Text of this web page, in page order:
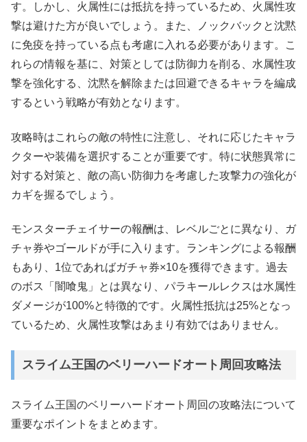
す。しかし、火属性には抵抗を持っているため、火属性攻
撃は避けた方が良いでしょう。また、ノックバックと沈黙
に免疫を持っている点も考慮に入れる必要があります。こ
れらの情報を基に、対策としては防御力を削る、水属性攻
撃を強化する、沈黙を解除または回避できるキャラを編成
するという戦略が有効となります。
攻略時はこれらの敵の特性に注意し、それに応じたキャラ
クターや装備を選択することが重要です。特に状態異常に
対する対策と、敵の高い防御力を考慮した攻撃力の強化が
カギを握るでしょう。
モンスターチェイサーの報酬は、レベルごとに異なり、ガ
チャ券やゴールドが手に入ります。ランキングによる報酬
もあり、1位であればガチャ券×10を獲得できます。過去
のボス「闇喰鬼」とは異なり、パラキールレクスは水属性
ダメージが100%と特徴的です。火属性抵抗は25%となっ
ているため、火属性攻撃はあまり有効ではありません。
スライム王国のベリーハードオート周回攻略法
スライム王国のベリーハードオート周回の攻略法について
重要なポイントをまとめます。